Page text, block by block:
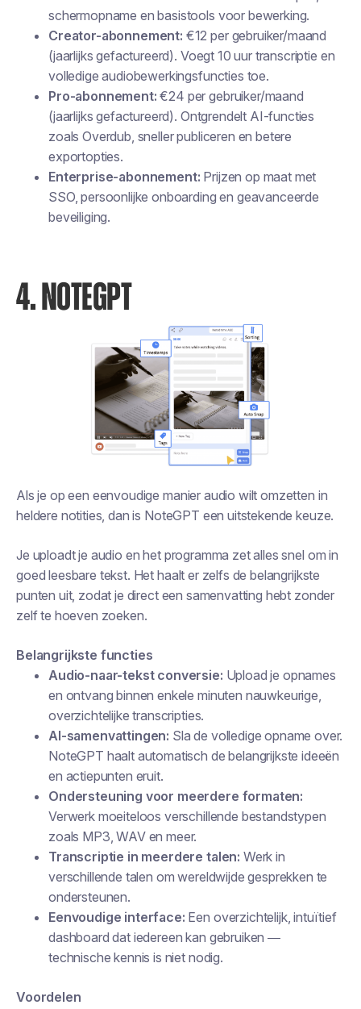
schermopname en basistools voor bewerking.
Creator-abonnement: €12 per gebruiker/maand
(jaarlijks gefactureerd). Voegt 10 uur transcriptie en
volledige audiobewerkingsfuncties toe.
Pro-abonnement: €24 per gebruiker/maand
(jaarlijks gefactureerd). Ontgrendelt AI-functies
zoals Overdub, sneller publiceren en betere
exportopties.
Enterprise-abonnement: Prijzen op maat met
SSO, persoonlijke onboarding en geavanceerde
beveiliging.
4. NOTEGPT
Als je op een eenvoudige manier audio wilt omzetten in
heldere notities, dan is NoteGPT een uitstekende keuze.
Je uploadt je audio en het programma zet alles snel om in
goed leesbare tekst. Het haalt er zelfs de belangrijkste
punten uit, zodat je direct een samenvatting hebt zonder
zelf te hoeven zoeken.
Belangrijkste functies
Audio-naar-tekst conversie: Upload je opnames
en ontvang binnen enkele minuten nauwkeurige,
overzichtelijke transcripties.
AI-samenvattingen: Sla de volledige opname over.
NoteGPT haalt automatisch de belangrijkste ideeën
en actiepunten eruit.
Ondersteuning voor meerdere formaten:
Verwerk moeiteloos verschillende bestandstypen
zoals MP3, WAV en meer.
Transcriptie in meerdere talen: Werk in
verschillende talen om wereldwijde gesprekken te
ondersteunen.
Eenvoudige interface: Een overzichtelijk, intuïtief
dashboard dat iedereen kan gebruiken —
technische kennis is niet nodig.
Voordelen